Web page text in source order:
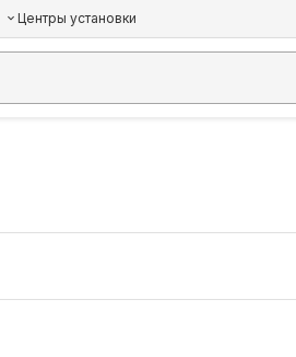
Центры установки